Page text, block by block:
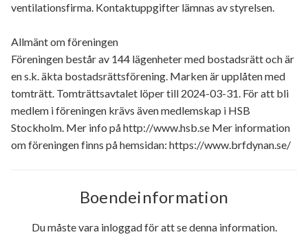
ventilationsfirma. Kontaktuppgifter lämnas av styrelsen.
Allmänt om föreningen
Föreningen består av 144 lägenheter med bostadsrätt och är
en s.k. äkta bostadsrättsförening. Marken är upplåten med
tomträtt. Tomträttsavtalet löper till 2024-03-31. För att bli
medlem i föreningen krävs även medlemskap i HSB
Stockholm. Mer info på http://www.hsb.se Mer information
om föreningen finns på hemsidan: https://www.brfdynan.se/
Boendeinformation
Du måste vara inloggad för att se denna information.